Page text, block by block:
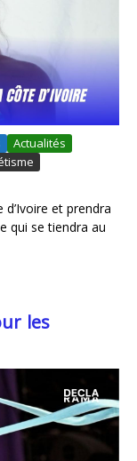
Actualités
et prendra
qui se tiendra au
les